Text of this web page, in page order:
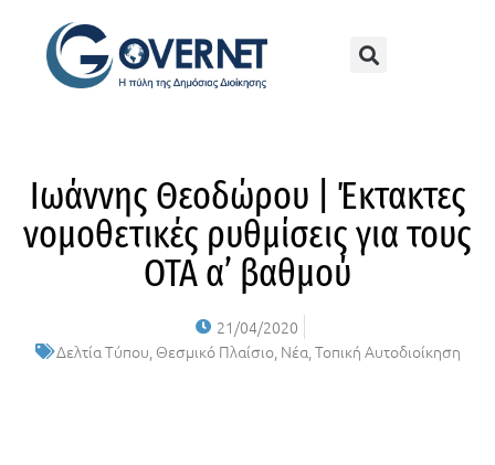
Ιωάννης Θεοδώρου | Έκτακτες
νομοθετικές ρυθμίσεις για τους
ΟΤΑ α’ βαθμού
21/04/2020
Δελτία Τύπου Θεσμικό Πλαίσιο, Νέα Τοπική Αυτοδιοίκηση